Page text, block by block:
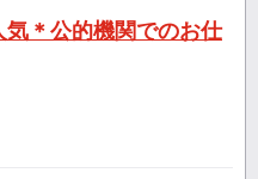
気＊公的機関でのお仕